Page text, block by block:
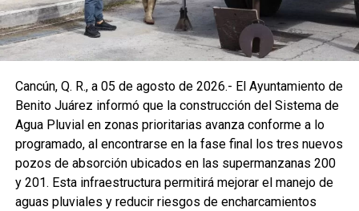
Cancún, Q. R., a 05 de agosto de 2026.- El Ayuntamiento de
Benito Juárez informó que la construcción del Sistema de
Agua Pluvial en zonas prioritarias avanza conforme a lo
programado, al encontrarse en la fase final los tres nuevos
pozos de absorción ubicados en las supermanzanas 200
y 201. Esta infraestructura permitirá mejorar el manejo de
aguas pluviales y reducir riesgos de encharcamientos